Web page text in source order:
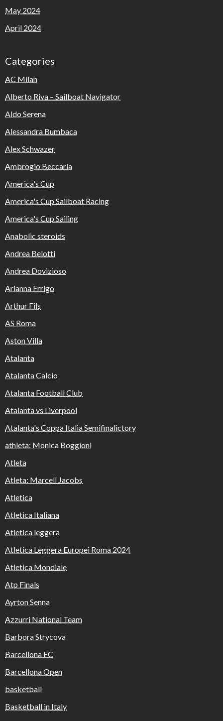
May 2024
April 2024
Categories
AC Milan
Alberto Riva – Sailboat Navigator
Aldo Serena
Alessandra Bumbaca
Alex Schwazer
Ambrogio Beccaria
America's Cup
America's Cup Sailboat Racing
America's Cup Sailing
Anabolic steroids
Andrea Belotti
Andrea Dovizioso
Arianna Errigo
Arthur Fils
AS Roma
Aston Villa
Atalanta
Atalanta Calcio
Atalanta Football Club
Atalanta vs Liverpool
Atalanta's Coppa Italia Semifinalictory
athleta: Monica Boggioni
Atleta
Atleta: Marcell Jacobs
Atletica
Atletica Italiana
Atletica leggera
Atletica Leggera Europei Roma 2024
Atletica Mondiale
Atp Finals
Ayrton Senna
Azzurri National Team
Barbora Strycova
Barcellona FC
Barcellona Open
basketball
Basketball in Italy